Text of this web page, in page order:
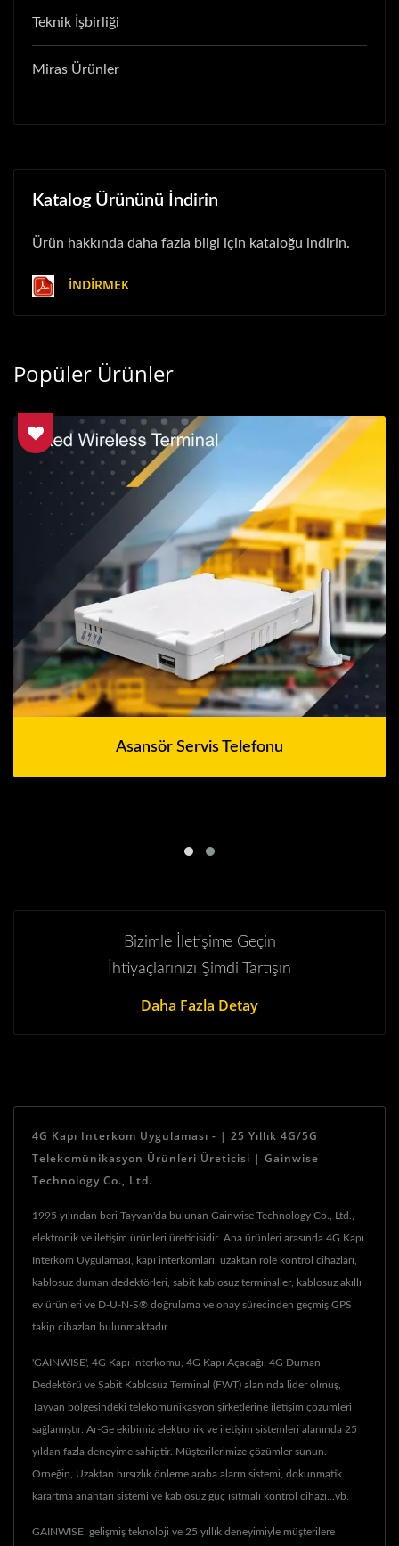
Teknik İşbirliği
Miras Ürünler
Katalog Ürününü İndirin
Ürün hakkında daha fazla bilgi için kataloğu indirin.
İNDIRMEK
Popüler Ürünler
Asansör Servis Telefonu
Bizimle İletişime Geçin
İhtiyaçlarınızı Şimdi Tartışın
Daha Fazla Detay
4G Kapı Interkom Uygulaması - | 25 Yıllık 4G/5G
Telekomünikasyon Ürünleri Üreticisi | Gainwise
Technology Co., Ltd.
1995 yılından beri Tayvan'da bulunan Gainwise Technology Co., Ltd.,
elektronik ve iletişim ürünleri üreticisidir. Ana ürünleri arasında 4G Kapı
Interkom Uygulaması, kapı interkomları, uzaktan röle kontrol cihazları,
kablosuz duman dedektörleri, sabit kablosuz terminaller, kablosuz akıllı
ev ürünleri ve D-U-N-S® doğrulama ve onay sürecinden geçmiş GPS
takip cihazları bulunmaktadır.
'GAINWISE', 4G Kapı interkomu, 4G Kapı Açacağı, 4G Duman
Dedektörü ve Sabit Kablosuz Terminal (FWT) alanında lider olmuş,
Tayvan bölgesindeki telekomünikasyon şirketlerine iletişim çözümleri
sağlamıştır. Ar-Ge ekibimiz elektronik ve iletişim sistemleri alanında 25
yıldan fazla deneyime sahiptir. Müşterilerimize çözümler sunun.
Örneğin, Uzaktan hırsızlık önleme araba alarm sistemi, dokunmatik
karartma anahtarı sistemi ve kablosuz güç ısıtmalı kontrol cihazı...vb.
GAINWISE, gelişmiş teknoloji ve 25 yıllık deneyimiyle müşterilere